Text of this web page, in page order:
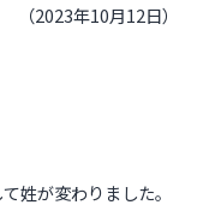
（2023年10月12日）
姓が変わりました。